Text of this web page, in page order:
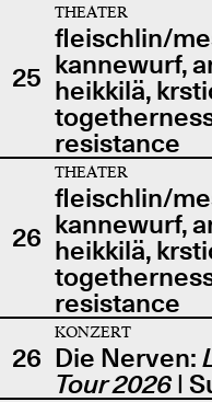
25
THEATER
fleischlin/
kannewurf,
heikkilä,
resistance
26
THEATER
fleischlin/
kannewurf,
heikkilä,
resistance
26
KONZERT
Die Nerven:
Tour 2026|